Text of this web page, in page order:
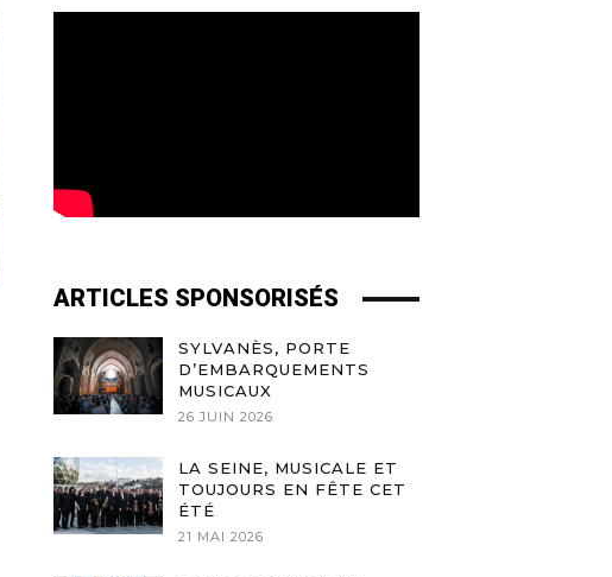
ARTICLES SPONSORISÉS
SYLVANÈS, PORTE
D’EMBARQUEMENTS
MUSICAUX
26 JUIN 2026
LA SEINE, MUSICALE ET
TOUJOURS EN FÊTE CET
ÉTÉ
21 MAI 2026